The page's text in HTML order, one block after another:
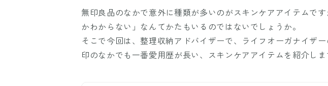
無印良品のなかで意外に種類が多いのがスキンケアアイテムで
かわからない」なんてかたもいるのではないでしょうか。
そこで今回は、整理収納アドバイザーで、ライフオーガナイザ
印のなかでも一番愛用歴が長い、スキンケアアイテムを紹介しま